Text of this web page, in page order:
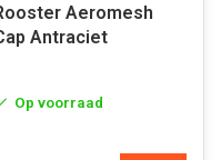
Aeromesh
Antraciet
Op voorraad